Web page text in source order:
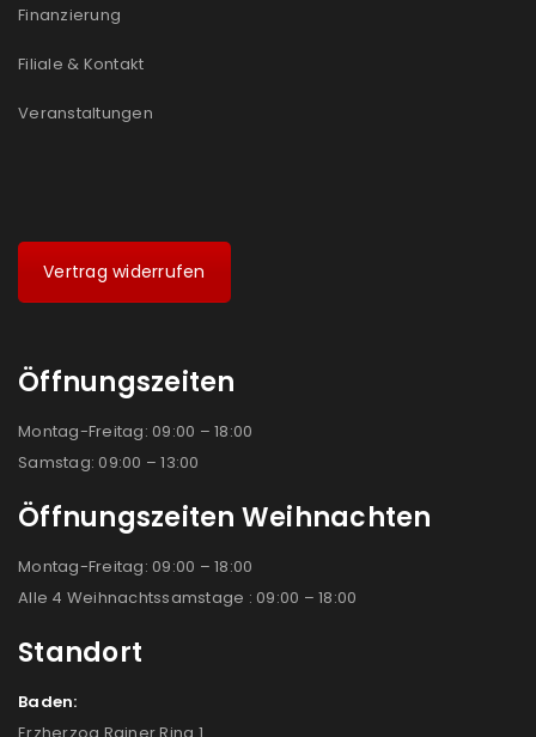
Finanzierung
Filiale & Kontakt
Veranstaltungen
Vertrag widerrufen
Öffnungszeiten
Montag-Freitag: 09:00 – 18:00
Samstag: 09:00 – 13:00
Öffnungszeiten Weihnachten
Montag-Freitag: 09:00 – 18:00
Alle 4 Weihnachtssamstage : 09:00 – 18:00
Standort
Baden:
Erzherzog Rainer Ring 1